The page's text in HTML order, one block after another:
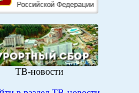
ТВ-новости